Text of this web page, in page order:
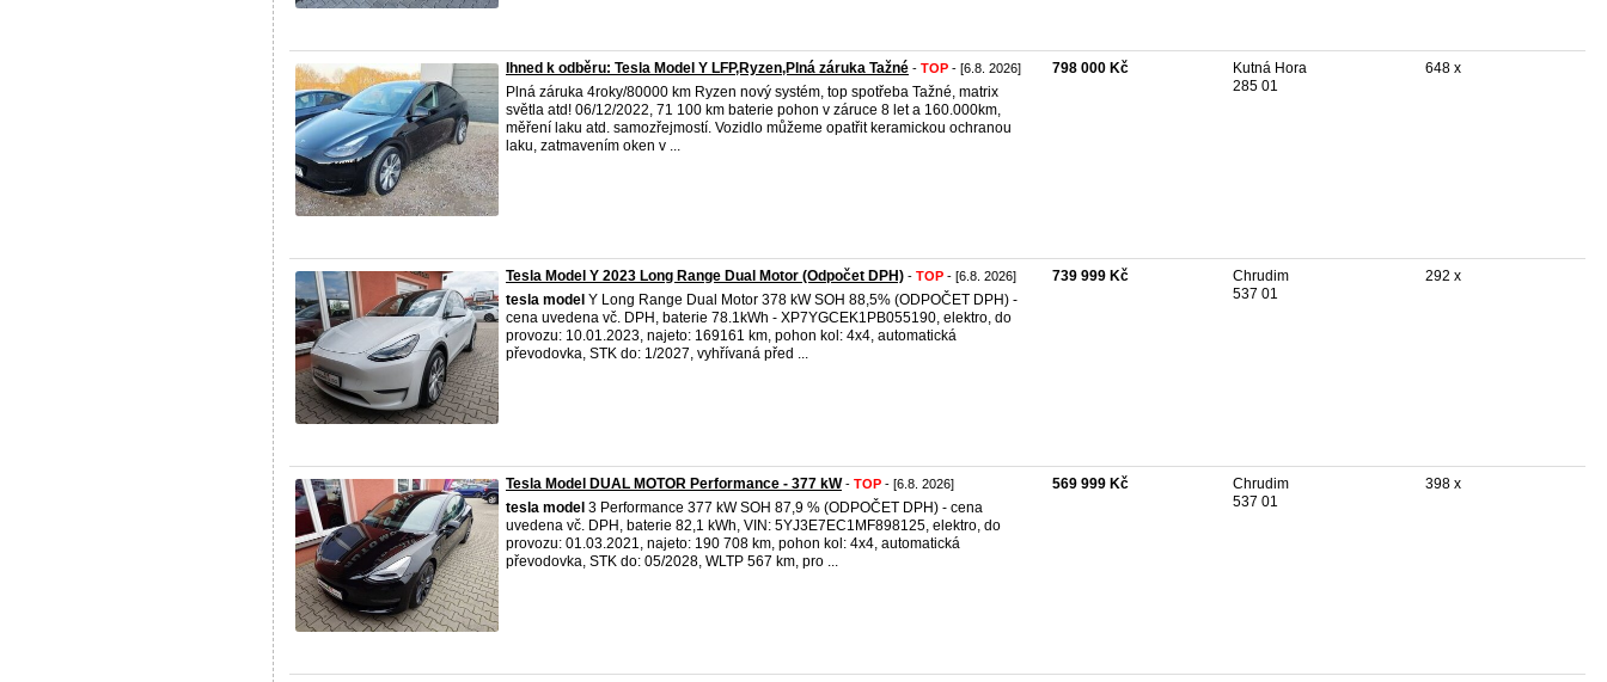
Ihned k odběru: Tesla Model Y LFP,Ryzen,Plná záruka Tažné - TOP - [6.8. 2026]
Plná záruka 4roky/80000 km Ryzen nový systém, top spotřeba Tažné, matrix
světla atd! 06/12/2022, 71 100 km baterie pohon v záruce 8 let a 160.000km,
měření laku atd. samozřejmostí. Vozidlo můžeme opatřit keramickou ochranou
laku, zatmavením oken v ...
798 000 Kč
Kutná Hora
285 01
648 x
Tesla Model Y 2023 Long Range Dual Motor (Odpočet DPH) - TOP - [6.8. 2026]
tesla model Y Long Range Dual Motor 378 kW SOH 88,5% (ODPOČET DPH) -
cena uvedena vč. DPH, baterie 78.1kWh - XP7YGCEK1PB055190, elektro, do
provozu: 10.01.2023, najeto: 169161 km, pohon kol: 4x4, automatická
převodovka, STK do: 1/2027, vyhřívaná před ...
739 999 Kč
Chrudim
537 01
292 x
Tesla Model DUAL MOTOR Performance - 377 kW- TOP - [6.8. 2026]
tesla model 3 Performance 377 kW SOH 87,9 % (ODPOČET DPH) - cena
uvedena vč. DPH, baterie 82,1 kWh, VIN: 5YJ3E7EC1MF898125, elektro, do
provozu: 01.03.2021, najeto: 190 708 km, pohon kol: 4x4, automatická
převodovka, STK do: 05/2028, WLTP 567 km, pro ...
569 999 Kč
Chrudim
537 01
398 x